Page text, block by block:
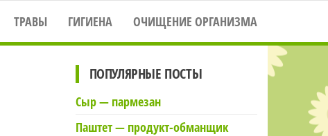
ТРАВЫ ГИГИЕНА ОЧИЩЕНИЕ ОРГАНИЗМА
ПОПУЛЯРНЫЕ ПОСТЫ
Сыр — пармезан
Паштет — продукт-обманщик